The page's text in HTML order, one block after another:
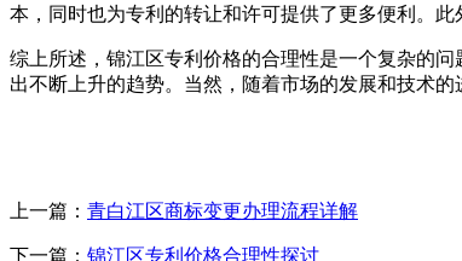
本，同时也为专利的转让和许可提供了更多便利。
综上所述，锦江区专利价格的合理性是一个复杂的
出不断上升的趋势。当然，随着市场的发展和技术的
上一篇： 青白江区商标变更办理流程详解
下一篇： 锦江区专利价格合理性探讨